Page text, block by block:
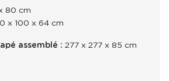
80 cm
x 100 x 64 cm
assemblé : 277 x 277 x 85 cm